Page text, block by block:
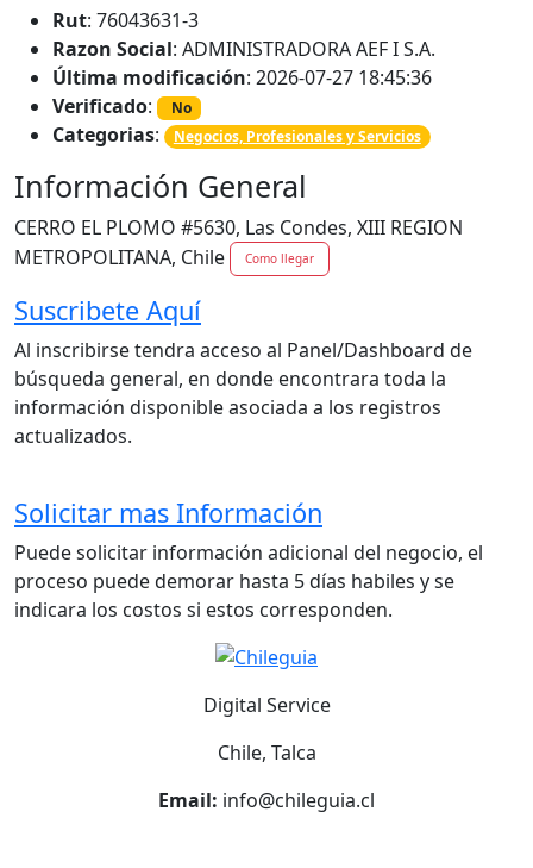
Rut: 76043631-3
Razon Social: ADMINISTRADORA AEF I S.A.
Última modificación: 2026-07-27 18:45:36
Verificado: No
Categorias: Negocios, Profesionales y Servicios
Información General
CERRO EL PLOMO #5630, Las Condes, XIII REGION
METROPOLITANA, Chile
Como llegar
Suscribete Aquí
Al inscribirse tendra acceso al Panel/Dashboard de
búsqueda general, en donde encontrara toda la
información disponible asociada a los registros
actualizados.
Solicitar mas Información
Puede solicitar información adicional del negocio, el
proceso puede demorar hasta 5 días habiles y se
indicara los costos si estos corresponden.
Digital Service
Chile, Talca
Email: info@chileguia.cl